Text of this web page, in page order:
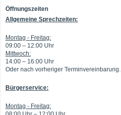
Öffnungszeiten
Allgemeine Sprechzeiten:
Montag - Freitag:
09:00 – 12:00 Uhr
Mittwoch:
14:00 – 16:00 Uhr
Oder nach vorheriger Terminvereinbarung.
Bürgerservice:
Montag - Freitag: